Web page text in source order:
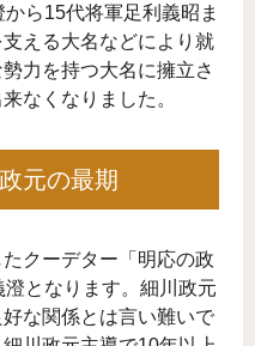
ら15代将軍足利義昭ま
える大名などにより就
力を持つ大名に擁立さ
なくなりました。
元の最期
クーデター「明応の政
となります。細川政元
な関係とは言い難いで